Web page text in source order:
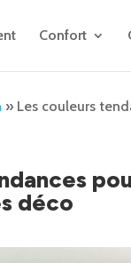
Confort
» Les couleurs
déco